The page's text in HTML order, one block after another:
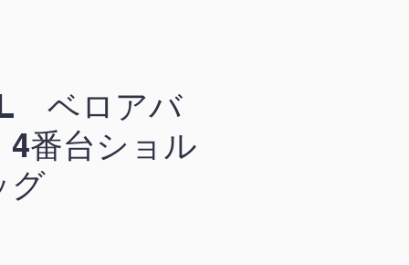
ベロアバ
番台ショル
グ